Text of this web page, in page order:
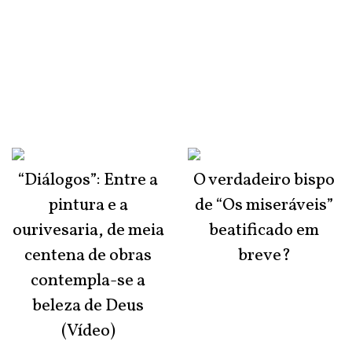
“Diálogos”: Entre a
pintura e a
ourivesaria, de meia
centena de obras
contempla-se a
beleza de Deus
(Vídeo)
O verdadeiro bispo
de “Os miseráveis”
beatificado em
breve?